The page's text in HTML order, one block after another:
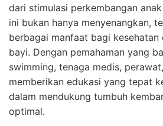
dari stimulasi perkembangan
ini bukan hanya menyenangkan,
berbagai manfaat bagi kesehatan
bayi. Dengan pemahaman yang
swimming, tenaga medis,
memberikan edukasi yang tepat
dalam mendukung tumbuh
optimal.